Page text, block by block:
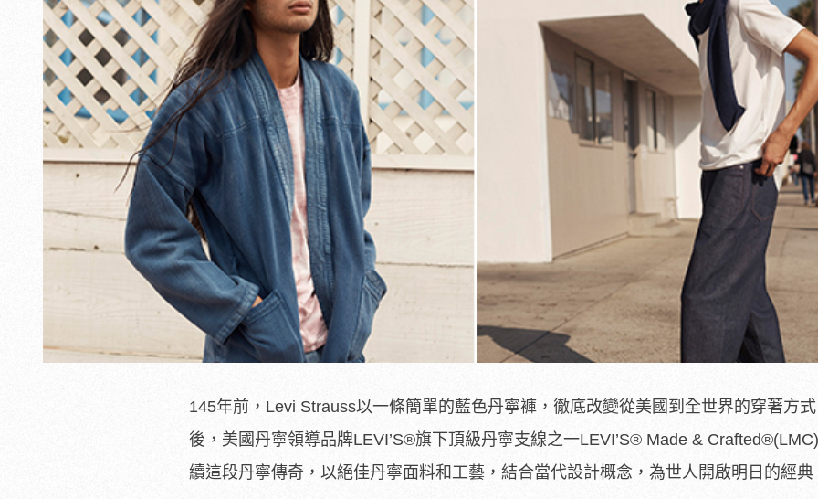
145年前，Levi Strauss以一條簡單的藍色丹寧褲，徹底改變從美國到全世界的穿著方
後，美國丹寧領導品牌LEVI’S®旗下頂級丹寧支線之一LEVI’S® Made &
續這段丹寧傳奇，以絕佳丹寧面料和工藝，結合當代設計概念，為世人開啟明日的經典